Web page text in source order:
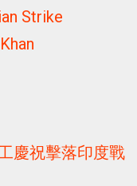
Strike
慶祝擊落印度戰